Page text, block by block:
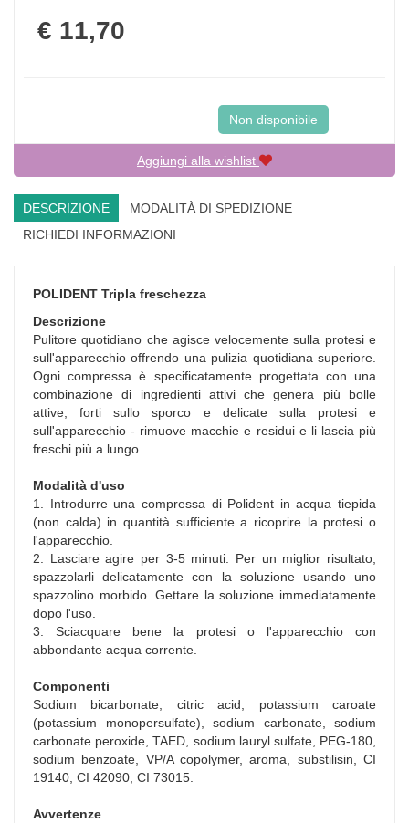
Prezzo
€ 11,70
Non disponibile
Aggiungi alla wishlist
DESCRIZIONE
MODALITÀ DI SPEDIZIONE
RICHIEDI INFORMAZIONI
POLIDENT Tripla freschezza
Descrizione
Pulitore quotidiano che agisce velocemente sulla protesi e
sull'apparecchio offrendo una pulizia quotidiana superiore.
Ogni compressa è specificatamente progettata con una
combinazione di ingredienti attivi che genera più bolle
attive, forti sullo sporco e delicate sulla protesi e
sull'apparecchio - rimuove macchie e residui e li lascia più
freschi più a lungo.
Modalità d'uso
1. Introdurre una compressa di Polident in acqua tiepida
(non calda) in quantità sufficiente a ricoprire la protesi o
l'apparecchio.
2. Lasciare agire per 3-5 minuti. Per un miglior risultato,
spazzolarli delicatamente con la soluzione usando uno
spazzolino morbido. Gettare la soluzione immediatamente
dopo l'uso.
3. Sciacquare bene la protesi o l'apparecchio con
abbondante acqua corrente.
Componenti
Sodium bicarbonate, citric acid, potassium caroate
(potassium monopersulfate), sodium carbonate, sodium
carbonate peroxide, TAED, sodium lauryl sulfate, PEG-180,
sodium benzoate, VP/A copolymer, aroma, substilisin, CI
19140, CI 42090, CI 73015.
Avvertenze